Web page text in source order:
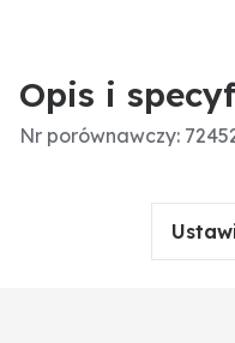
Opis i
Nr porównawczy: